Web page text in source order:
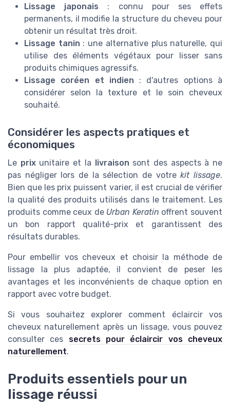
Lissage japonais : connu pour ses effets
permanents, il modifie la structure du cheveu pour
obtenir un résultat très droit.
Lissage tanin : une alternative plus naturelle, qui
utilise des éléments végétaux pour lisser sans
produits chimiques agressifs.
Lissage coréen et indien : d'autres options à
considérer selon la texture et le soin cheveux
souhaité.
Considérer les aspects pratiques et
économiques
Le prixunitaire et la livraison sont des aspects à ne
pas négliger lors de la sélection de votrekit lissage.
Bien que les prix puissent varier, il est crucial de vérifier
la qualité des produits utilisés dans le traitement. Les
produits comme ceux de Urban Keratin offrent souvent
un bon rapport qualité-prix et garantissent des
résultats durables.
Pour embellir vos cheveux et choisir la méthode de
lissage la plus adaptée, il convient de peser les
avantages et les inconvénients de chaque option en
rapport avec votre budget.
Si vous souhaitez explorer comment éclaircir vos
cheveux naturellement après un lissage, vous pouvez
consulter ces secrets pour éclaircir vos cheveux
naturellement.
Produits essentiels pour un
lissage réussi